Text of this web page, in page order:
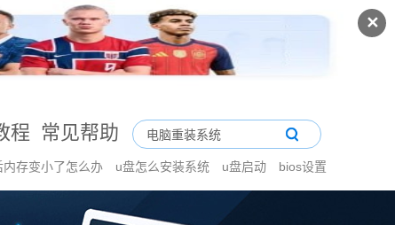
✕
程 常见帮助
存变小了怎么办 u盘怎么安装系统 u盘启动
bios设置